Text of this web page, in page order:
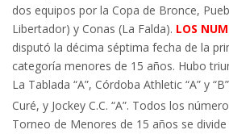
dos equipos por la Copa de Bronce,
Libertador) y Conas (La Falda). LOS
disputó la décima séptima fecha de la
categoría menores de 15 años. Hubo
La Tablada “A”, Córdoba Athletic “A” y
Curé, y Jockey C.C. “A”. Todos los
Torneo de Menores de 15 años se